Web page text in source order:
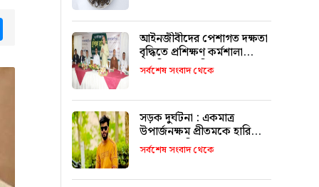
আইনজীবীদের পেশাগত দক্ষতা
বৃদ্ধিতে প্রশিক্ষণ কর্মশালা
অপরিহার্য: এমপি এমরান
আহমদ চৌধুরী
সর্বশেষ সংবাদ থেকে
সড়ক দুর্ঘটনা : একমাত্র
উপার্জনক্ষম প্রীতমকে হারিয়ে
বাকরুদ্ধ পরিবার
সর্বশেষ সংবাদ থেকে